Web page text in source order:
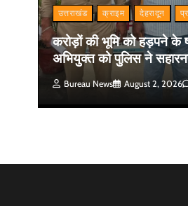
उत्तराखंड क्राइम देहरादून
करोड़ों की भूमि को हड़पने के
अभियुक्त को पुलिस ने
Bureau News August 2, 2026